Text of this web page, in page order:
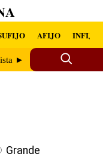
AFIJO INFIJO
►
Grande